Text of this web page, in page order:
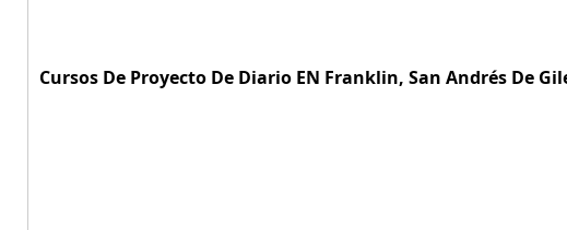
Cursos De Proyecto De Diario EN Franklin, San Andrés De